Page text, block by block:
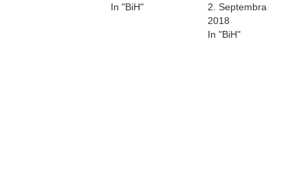
In "BiH"
2. Septembra
2018
In "BiH"